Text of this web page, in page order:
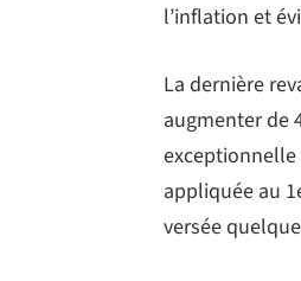
l’inflation et
La dernière
augmenter de
exceptionnelle
appliquée au
versée